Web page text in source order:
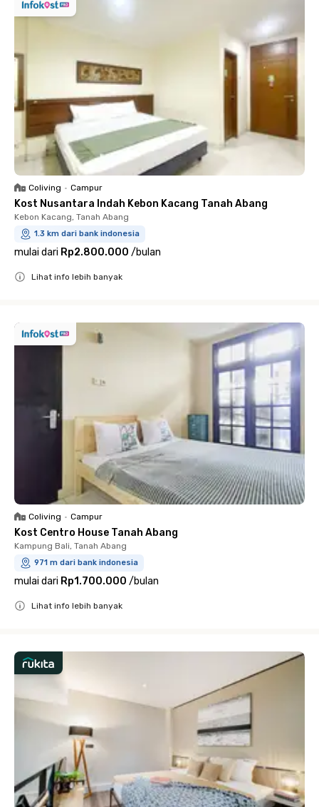
Coliving • Campur
Kost Nusantara Indah Kebon Kacang Tanah Abang
Kebon Kacang, Tanah Abang
1.3 km dari bank indonesia
mulai dari Rp2.800.000 /bulan
Lihat info lebih banyak
Coliving • Campur
Kost Centro House Tanah Abang
Kampung Bali, Tanah Abang
971 m dari bank indonesia
mulai dari Rp1.700.000 /bulan
Lihat info lebih banyak